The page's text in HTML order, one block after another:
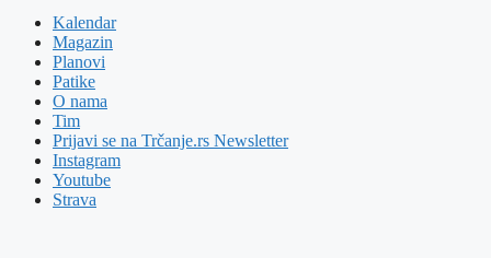
Kalendar
Magazin
Planovi
Patike
O nama
Tim
Prijavi se na Trčanje.rs Newsletter
Instagram
Youtube
Strava